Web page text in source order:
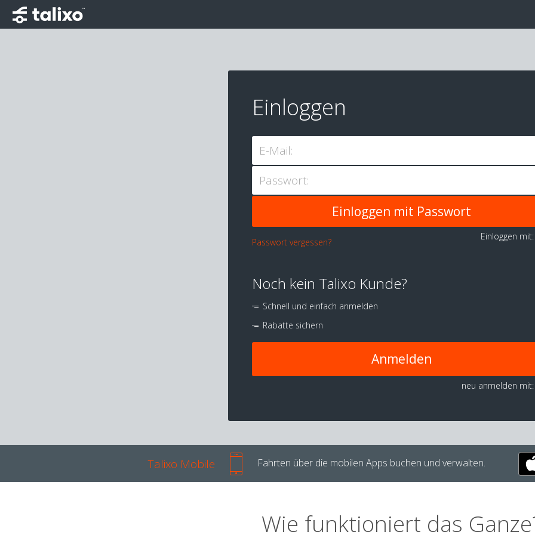
Einloggen
E-Mail:
Passwort:
Passwort vergessen?
Einloggen
Noch kein Talixo Kunde?
Schnell und einfach anmelden
Rabatte sichern
Anmelden
neu anmelden mit:
Talixo Mobile Fahrten über die mobilen Apps buchen und verwalten.
Wie funktioniert das